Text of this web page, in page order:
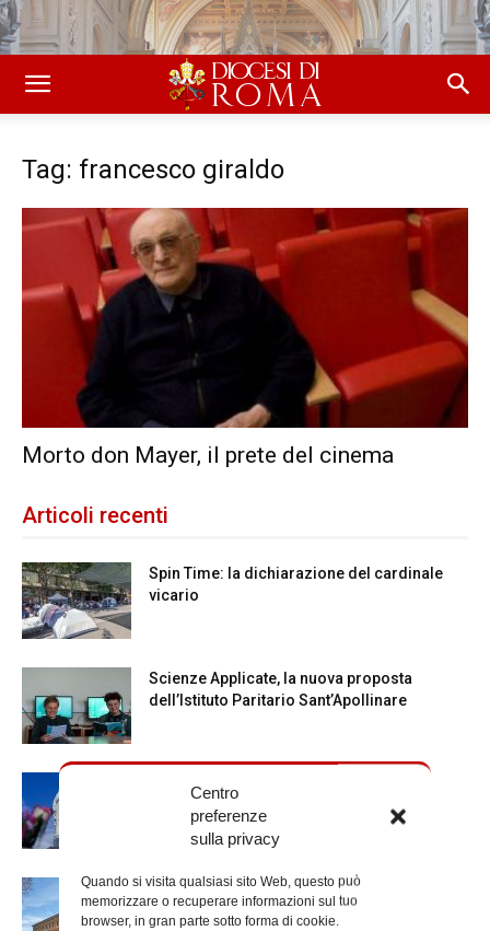
Centro
preferenze
sulla privacy
Quando si visita qualsiasi sito Web, questo può
memorizzare o recuperare informazioni sul tuo
browser, in gran parte sotto forma di cookie.
Tag: francesco giraldo
Morto don Mayer, il prete del cinema
Articoli recenti
Spin Time: la dichiarazione del cardinale
vicario
Scienze Applicate, la nuova proposta
dell’Istituto Paritario Sant’Apollinare
Dal 28 al 31 agosto il pellegrinaggio
diocesano a Lourdes
Nuove nomine nella diocesi di Roma